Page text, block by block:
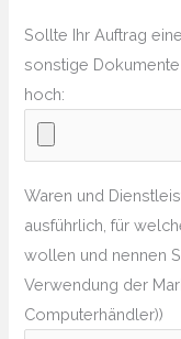
Sollte Ihr Auftrag
sonstige
hoch:
Waren und
ausführlich, für
wollen und nennen
Verwendung der
Computerhändler))